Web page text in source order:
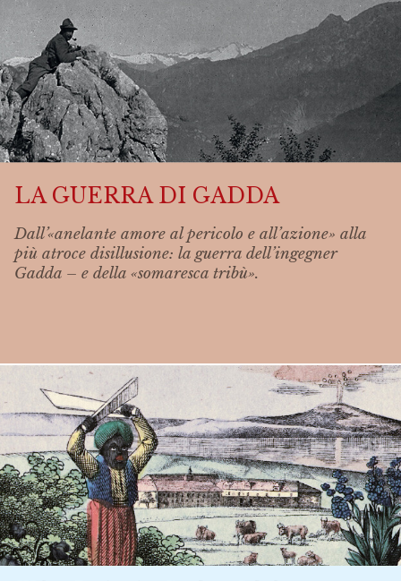
LA GUERRA DI GADDA
Dall’«anelante amore al pericolo e all’azione» alla
più atroce disillusione: la guerra dell’ingegner
Gadda – e della «somaresca tribù».